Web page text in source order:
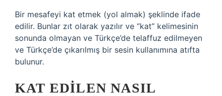
Bir mesafeyi kat etmek (yol almak) şeklinde ifade
edilir. Bunlar zıt olarak yazılır ve “kat” kelimesinin
sonunda olmayan ve Türkçe’de telaffuz edilmeyen
ve Türkçe’de çıkarılmış bir sesin kullanımına atıfta
bulunur.
KAT EDILEN NASIL